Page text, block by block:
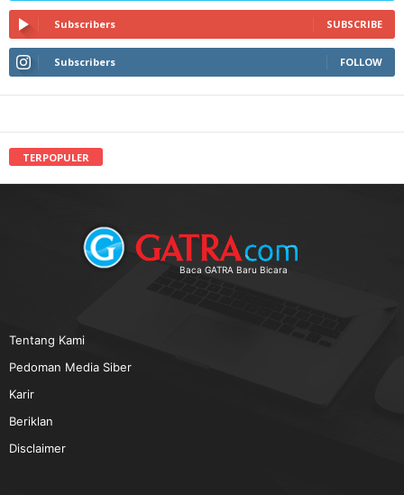
Subscribers SUBSCRIBE
Subscribers FOLLOW